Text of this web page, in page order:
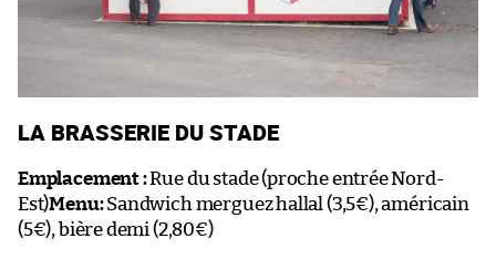
LA BRASSERIE DU STADE
Emplacement :Rue du stade (proche entrée Nord-
Est)Menu:Sandwich merguez hallal (3,5€), américain
(5€), bière demi (2,80€)